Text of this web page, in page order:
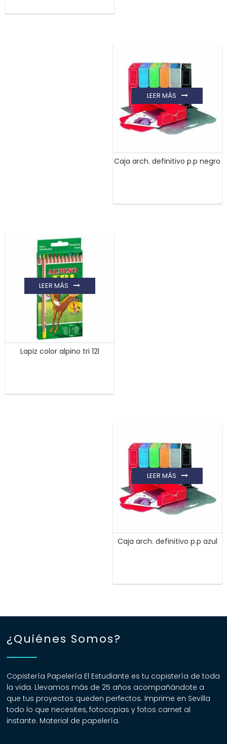
Caja arch. definitivo p.p negro
LEER MÁS
Lapiz color alpino tri 12l
LEER MÁS
Caja arch. definitivo p.p azul
LEER MÁS
¿Quiénes Somos?
Copistería Papelería El Estudiante es tu copistería de toda
la vida. Llevamos más de 25 años acompañándote a
que tus proyectos queden perfectos. Imprime en Sevilla
todo lo que necesites, fotocopias y fotos carnet al
instante. Material de papelería.